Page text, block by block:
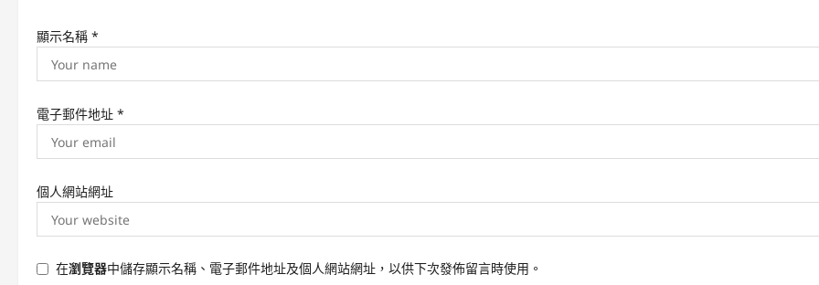
顯示名稱 *
電子郵件地址 *
個人網站網址
在瀏覽器中儲存顯示名稱、電子郵件地址及個人網站網址，以供下次發佈留言時使用。